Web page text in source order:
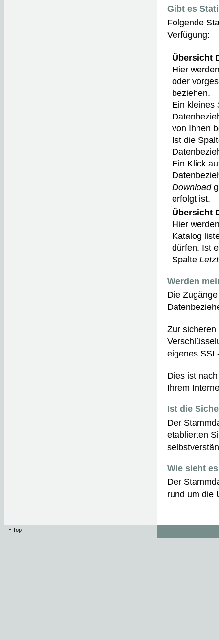
Gibt es
Folgende
Verfügung:
Übersicht
Hier
oder
beziehen.
Ein kleines
von Ihnen
Ist die
Ein Klick
Download
erfolgt ist.
Übersicht
Hier
Katalog
dürfen. Ist
Spalte
Werden
Die
Zur sicheren
eigenes
Dies ist
Ihrem
Ist die
Der
etablierten
Wie sieht
Der
rund um die
Top